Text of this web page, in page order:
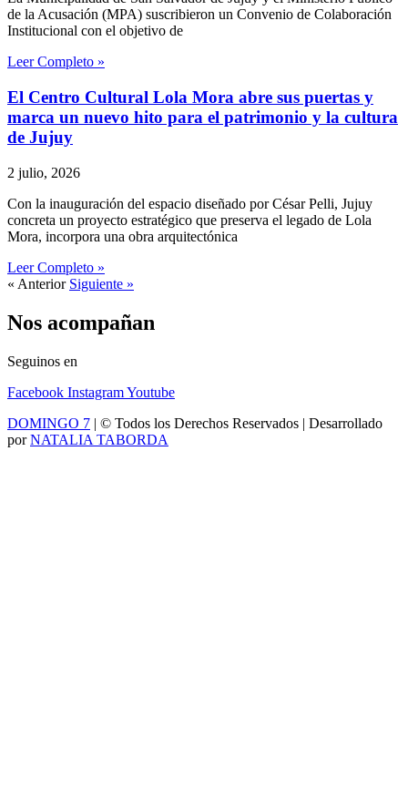
de la Acusación (MPA) suscribieron un Convenio de Colaboración
Institucional con el objetivo de
Leer Completo »
El Centro Cultural Lola Mora abre sus puertas y
marca un nuevo hito para el patrimonio y la cultura
de Jujuy
2 julio, 2026
Con la inauguración del espacio diseñado por César Pelli, Jujuy
concreta un proyecto estratégico que preserva el legado de Lola
Mora, incorpora una obra arquitectónica
Leer Completo »
« Anterior Siguiente »
Nos acompañan
Seguinos en
Facebook InstagramYoutube
DOMINGO 7 | © Todos los Derechos Reservados | Desarrollado
porNATALIA TABORDA